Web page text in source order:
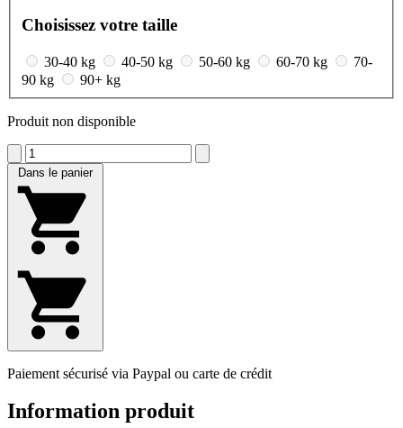
Choisissez votre taille
30-40 kg 40-50 kg 50-60 kg 60-70 kg
70-
90 kg
90+ kg
Produit non disponible
Dans le panier
Paiement sécurisé via Paypal ou carte de crédit
Information produit